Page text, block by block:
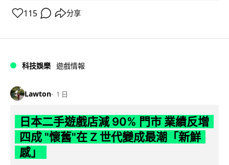
115 分享
科技娛樂 遊戲情報
Lawton 1 日
日本二手遊戲店減 90% 門市 業績反增
四成 "懷舊"在 Z 世代變成最潮「新鮮
感」